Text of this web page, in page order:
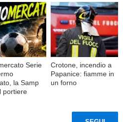
Serie
la Samp
portiere
Crotone, incendio a
Papanice: fiamme in
un forno